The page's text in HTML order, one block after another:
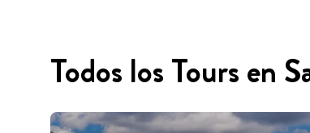
Todos los Tours en